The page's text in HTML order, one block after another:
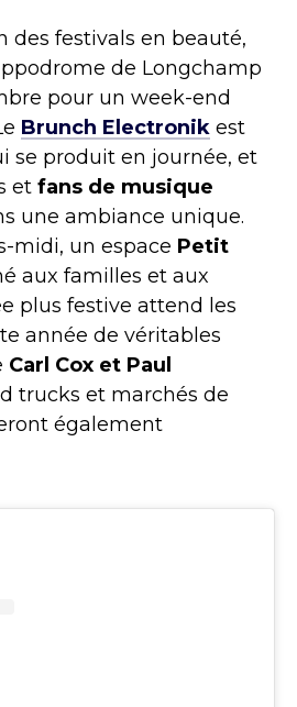
des festivals en beauté,
de Longchamp
pour un week-end
Brunch Electronik est
se produit en journée, et
et fans de musique
une ambiance unique.
midi, un espace Petit
aux familles et aux
plus festive attend les
année de véritables
Carl Cox et Paul
trucks et marchés de
également